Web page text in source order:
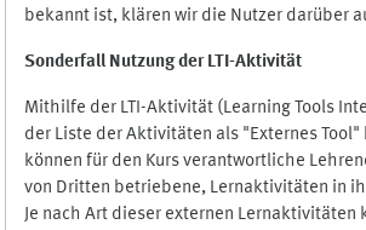
bekannt ist, klären wir die Nutzer darüber
Sonderfall Nutzung der LTI-Aktivität
Mithilfe der LTI-Aktivität (Learning Tools
der Liste der Aktivitäten als "Externes
können für den Kurs verantwortliche
von Dritten betriebene, Lernaktivitäten in
Je nach Art dieser externen Lernaktivitäten